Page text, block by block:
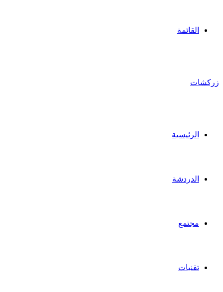
القائمة
زركشات
الرئيسية
الدردشة
مجتمع
تقنيات